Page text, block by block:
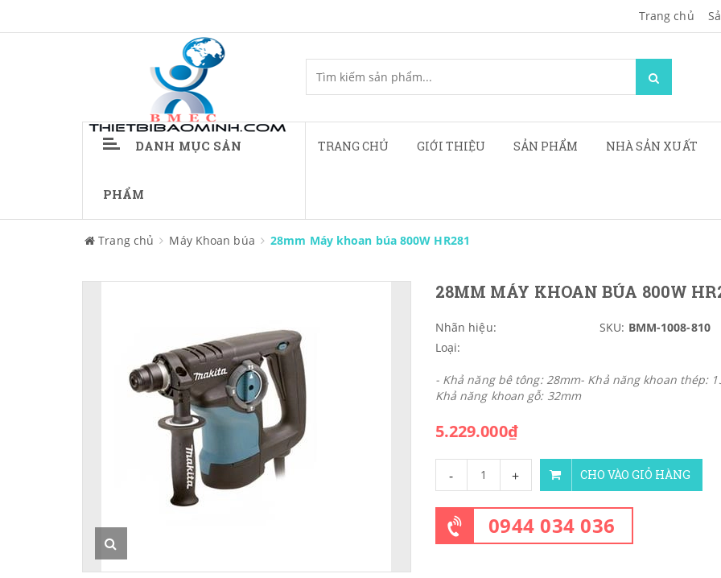
Trang chủ
DANH MỤC SẢN
PHẨM
TRANG CHỦ GIỚI THIỆU SẢN PHẨM NHÀ SẢN XUẤT
Trang chủ Máy Khoan búa 28mm Máy khoan búa 800W HR281
28MM MÁY KHOAN BÚA 800W
Nhãn hiệu: SKU: BMM-1008-810
Loại:
- Khả năng bê tông: 28mm- Khả năng khoan thép:
Khả năng khoan gỗ: 32mm
5.229.000₫
- + CHO VÀO GIỎ HÀNG
0944 034 036